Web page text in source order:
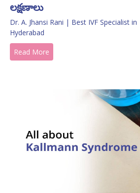
లక్షణాలు
Dr. A. Jhansi Rani | Best IVF Specialist in
Hyderabad
Read More